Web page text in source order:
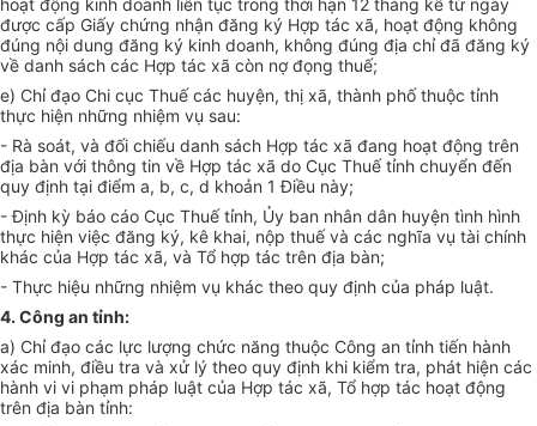
hoạt động kinh doanh liên tục trong thời hạn 12 tháng kể từ ngày
được cấp Giấy chứng nhận đăng ký Hợp tác xã, hoạt động không
đúng nội dung đăng ký kinh doanh, không đúng địa chỉ đã đăng ký
về danh sách các Hợp tác xã còn nợ đọng thuế;
e) Chỉđạo Chi cục Thuếcác huyện, thị xã, thành phố thuộc tỉnh
thực hiện những nhiệm vụ sau:
- Rà soát, và đối chiếu danh sách Hợp tác xã đang hoạt động trên
địa bàn với thông tin về Hợp tác xã do Cục Thuếtỉnh chuyển đến
quy định tại điểm a, b, c, d khoản 1Điều này;
- Định kỳ báo cáo Cục Thuế tỉnh, Ủy ban nhân dân huyện tình hình
thực hiện việc đăng ký, kê khai, nộp thuế và các nghĩa vụ tài chính
khác của Hợp tác xã, và Tổ hợp tác trên địa bàn;
- Thực hiệu những nhiệm vụ khác theo quy định của pháp luật.
4. Công an tỉnh:
a) Chỉđạo các lực lượng chức năng thuộc Công an tỉnh tiến hành
xác minh, điều tra và xử lý theo quy định khi kiểm tra, phát hiện các
hành vi vi phạm pháp luật của Hợp tác xã, Tổ hợp tác hoạt động
trên địa bàn tỉnh: